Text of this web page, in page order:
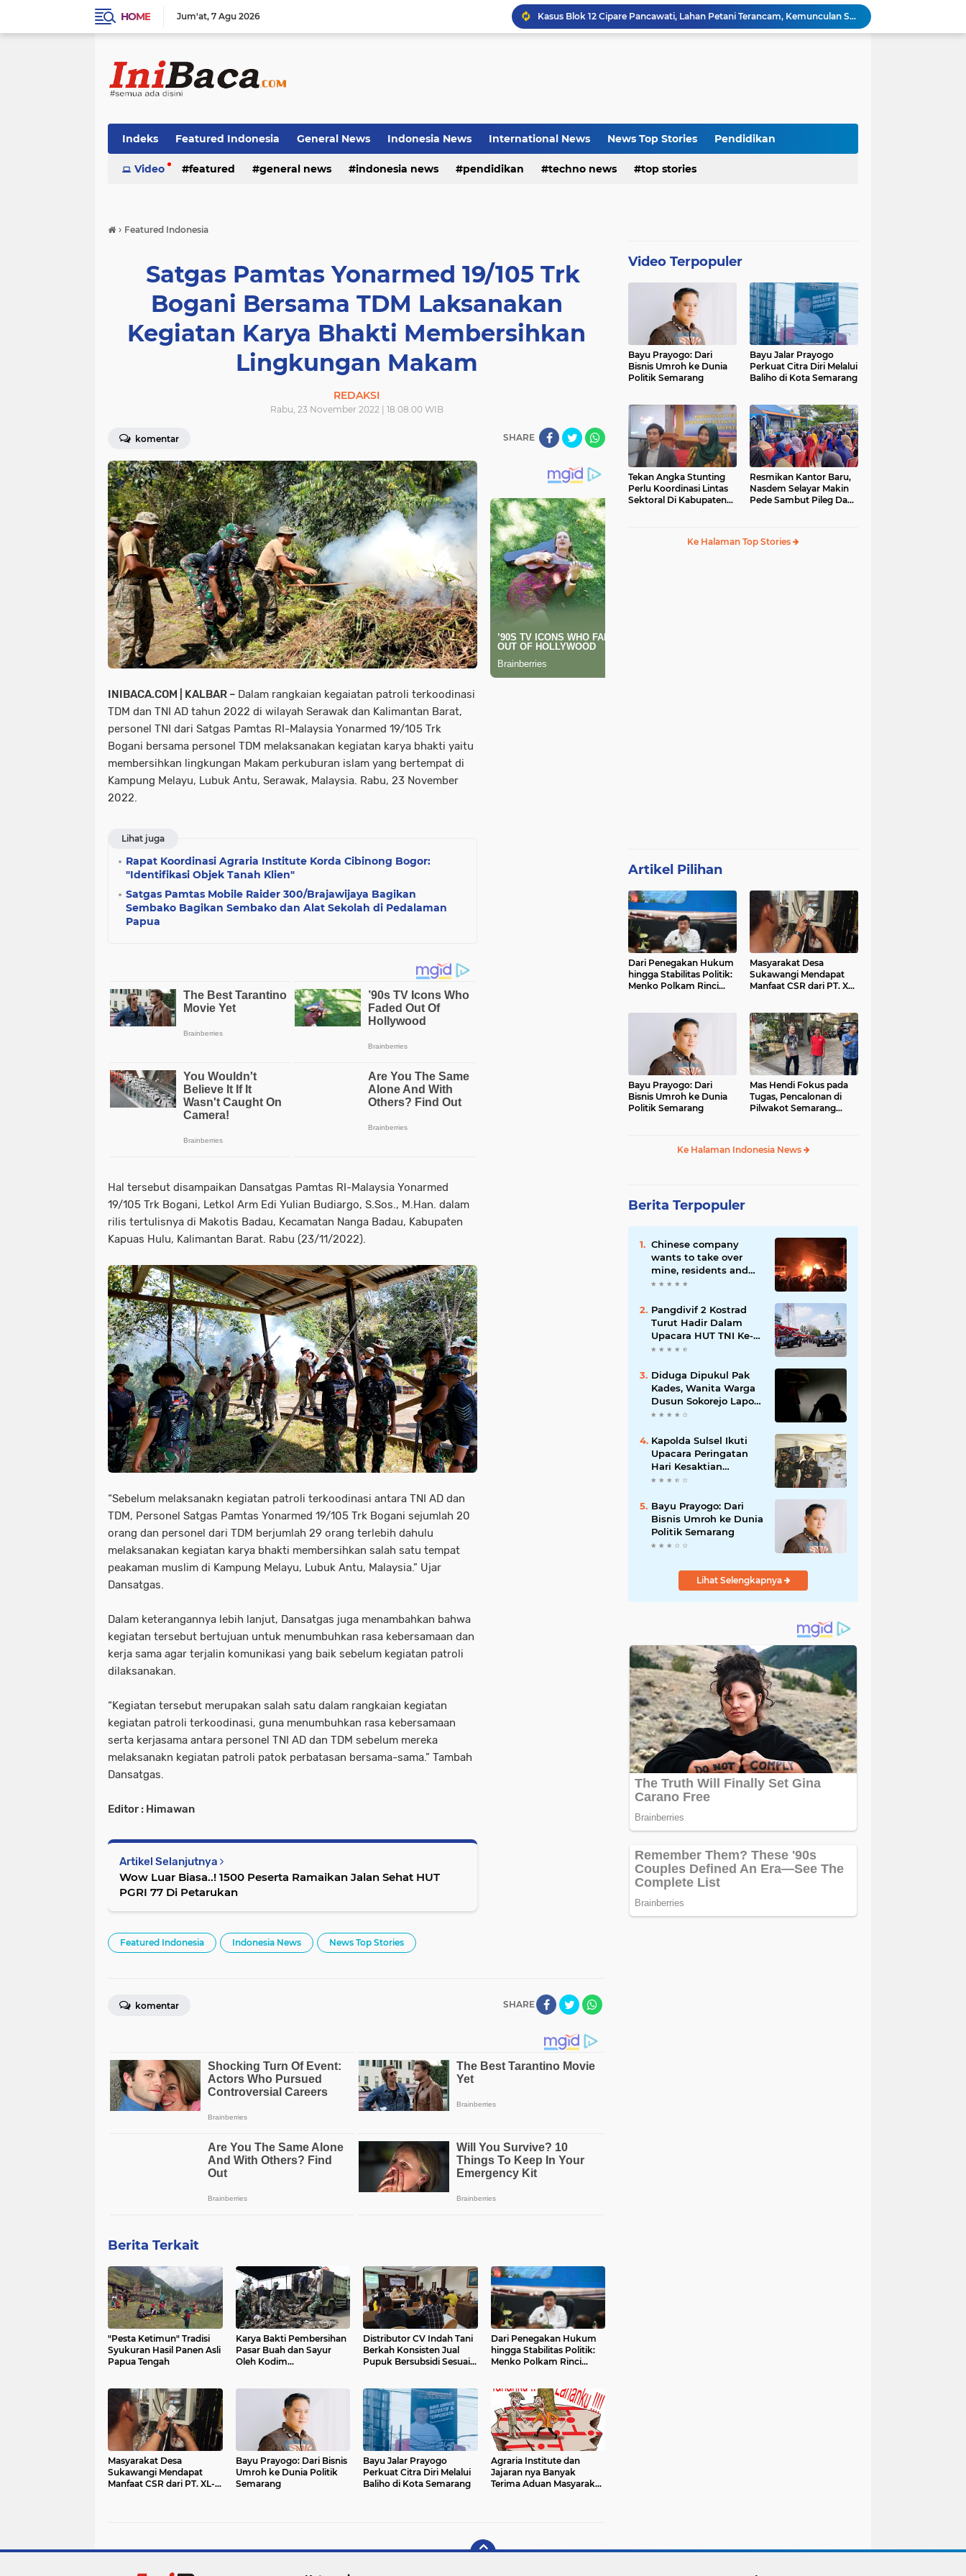
HOME Jum'at 7 Agu 2026
Dari Penegakan Hukum hingga Stabilitas Politik: Menko Polkam Rinci Alokasi Anggaran 2026
Agraria Institute Dukung Kebijakan KDM: Pembinaan Siswa Bermasalah di Barak Militer, Langkah Nyata Tanggapi Fenomena Degradasi Karakter
Distributor CV Indah Tani Berkah Konsisten Jual Pupuk Bersubsidi Sesuai HET
Indeks Featured Indonesia General News Indonesia News International News News Top Stories Pendidikan
Techno News Top Stories
Video featured general news indonesia news pendidikan techno news top stories
› Featured Indonesia
Satgas Pamtas Yonarmed 19/105 Trk
Bogani Bersama TDM Laksanakan
Kegiatan Karya Bhakti Membersihkan
Lingkungan Makam
REDAKSI
Rabu, 23 November 2022 | 18.08.00 WIB
komentar SHARE
INIBACA.COM | KALBAR – Dalam rangkaian kegaiatan patroli terkoodinasi
TDM dan TNI AD tahun 2022 di wilayah Serawak dan Kalimantan Barat,
personel TNI dari Satgas Pamtas RI-Malaysia Yonarmed 19/105 Trk
Bogani bersama personel TDM melaksanakan kegiatan karya bhakti yaitu
membersihkan lingkungan Makam perkuburan islam yang bertempat di
Kampung Melayu, Lubuk Antu, Serawak, Malaysia. Rabu, 23 November
2022.
Lihat juga
Rapat Koordinasi Agraria Institute Korda Cibinong Bogor:
"Identifikasi Objek Tanah Klien"
Satgas Pamtas Mobile Raider 300/Brajawijaya Bagikan
Sembako Bagikan Sembako dan Alat Sekolah di Pedalaman
Papua
Hal tersebut disampaikan Dansatgas Pamtas RI-Malaysia Yonarmed
19/105 Trk Bogani, Letkol Arm Edi Yulian Budiargo, S.Sos., M.Han. dalam
rilis tertulisnya di Makotis Badau, Kecamatan Nanga Badau, Kabupaten
Kapuas Hulu, Kalimantan Barat. Rabu (23/11/2022).
“Sebelum melaksanakn kegiatan patroli terkoodinasi antara TNI AD dan
TDM, Personel Satgas Pamtas Yonarmed 19/105 Trk Bogani sejumlah 20
orang dan personel dari TDM berjumlah 29 orang terlebih dahulu
melaksanakan kegiatan karya bhakti membersihkan salah satu tempat
peakaman muslim di Kampung Melayu, Lubuk Antu, Malaysia.” Ujar
Dansatgas.
Dalam keterangannya lebih lanjut, Dansatgas juga menambahkan bahwa
kegiatan tersebut bertujuan untuk menumbuhkan rasa kebersamaan dan
kerja sama agar terjalin komunikasi yang baik sebelum kegiatan patroli
dilaksanakan.
“Kegiatan tersebut merupakan salah satu dalam rangkaian kegiatan
kegiatan patroli terkoodinasi, guna menumbuhkan rasa kebersamaan
serta kerjasama antara personel TNI AD dan TDM sebelum mereka
melaksanakn kegiatan patroli patok perbatasan bersama-sama.” Tambah
Dansatgas.
Editor : Himawan
Artikel Selanjutnya
Wow Luar Biasa..! 1500 Peserta Ramaikan Jalan Sehat HUT
PGRI 77 Di Petarukan
Featured Indonesia Indonesia News News Top Stories
SHARE
komentar
Berita Terkait
"Pesta Ketimun" Tradisi
Syukuran Hasil Panen Asli
Papua Tengah
Karya Bakti Pembersihan
Pasar Buah dan Sayur
Oleh Kodim
Distributor CV Indah Tani
Berkah Konsisten Jual
Pupuk Bersubsidi Sesuai
Dari Penegakan Hukum
hingga Stabilitas Politik:
Menko Polkam Rinci
Masyarakat Desa
Sukawangi Mendapat
Manfaat CSR dari PT. XL-
Bayu Prayogo: Dari Bisnis
Umroh ke Dunia Politik
Semarang
Bayu Jalar Prayogo
Perkuat Citra Diri Melalui
Baliho di Kota Semarang
Agraria Institute dan
Jajaran nya Banyak
Terima Aduan Masyarakat
Video Terpopuler
Bayu Prayogo: Dari
Bisnis Umroh ke Dunia
Politik Semarang
Bayu Jalar Prayogo
Perkuat Citra Diri Melalui
Baliho di Kota Semarang
Tekan Angka Stunting
Perlu Koordinasi Lintas
Sektoral Di Kabupaten
Resmikan Kantor Baru,
Nasdem Selayar Makin
Pede Sambut Pileg Dan
Ke Halaman Top Stories
Artikel Pilihan
Dari Penegakan Hukum
hingga Stabilitas Politik:
Menko Polkam Rinci
Masyarakat Desa
Sukawangi Mendapat
Manfaat CSR dari PT. XL-
Bayu Prayogo: Dari
Bisnis Umroh ke Dunia
Politik Semarang
Mas Hendi Fokus pada
Tugas, Pencalonan di
Pilwakot Semarang
Ke Halaman Indonesia News
Berita Terpopuler
Chinese company
wants to take over
mine, residents and
police clash in Palu
Pangdivif 2 Kostrad
Turut Hadir Dalam
Upacara HUT TNI Ke-
78 di Koarmada II
Diduga Dipukul Pak
Kades, Wanita Warga
Dusun Sokorejo Lapor
Polisi Petarukan
Kapolda Sulsel Ikuti
Upacara Peringatan
Hari Kesaktian
Pancasila Tahun 2020
Bayu Prayogo: Dari
Bisnis Umroh ke Dunia
Politik Semarang
Lihat Selengkapnya